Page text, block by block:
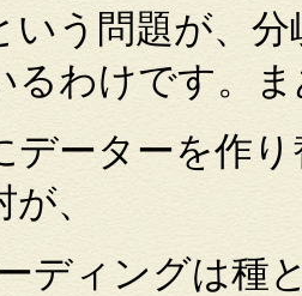
いう問題が、
るわけです。
ーターを作り
、
ディングは種